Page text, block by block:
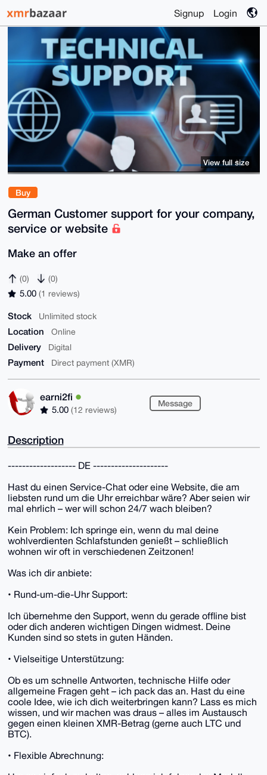
Signup Login
Buy
German Customer support for your company,
service or website
Make an offer
(0) (0)
5.00 (1 reviews)
Stock Unlimited stock
Location Online
Delivery Digital
Payment Direct payment (XMR)
earni2fi
5.00 (12 reviews)
Message
View full size
Description
------------------- DE ---------------------
Hast du einen Service-Chat oder eine Website, die am
liebsten rund um die Uhr erreichbar wäre? Aber seien wir
mal ehrlich – wer will schon 24/7 wach bleiben?
Kein Problem: Ich springe ein, wenn du mal deine
wohlverdienten Schlafstunden genießt – schließlich
wohnen wir oft in verschiedenen Zeitzonen!
Was ich dir anbiete:
• Rund-um-die-Uhr Support:
Ich übernehme den Support, wenn du gerade offline bist
oder dich anderen wichtigen Dingen widmest. Deine
Kunden sind so stets in guten Händen.
• Vielseitige Unterstützung:
Ob es um schnelle Antworten, technische Hilfe oder
allgemeine Fragen geht – ich pack das an. Hast du eine
coole Idee, wie ich dich weiterbringen kann? Lass es mich
wissen, und wir machen was draus – alles im Austausch
gegen einen kleinen XMR-Betrag (gerne auch LTC und
BTC).
• Flexible Abrechnung: